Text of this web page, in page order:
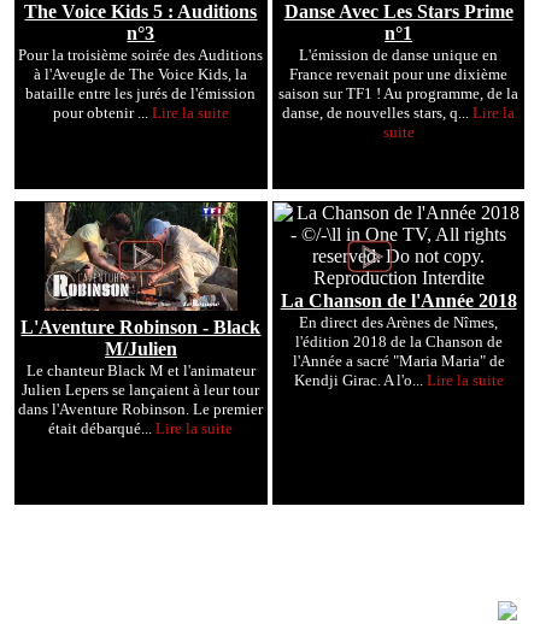
The Voice Kids 5 : Auditions
n°3
Pour la troisième soirée des Auditions
à l'Aveugle de The Voice Kids, la
bataille entre les jurés de l'émission
pour obtenir ... Lire la suite
Danse Avec Les Stars Prime
n°1
L'émission de danse unique en
France revenait pour une dixième
saison sur TF1 ! Au programme, de la
danse, de nouvelles stars, q...Lire la
suite
L'Aventure Robinson - Black
M/Julien
Le chanteur Black M et l'animateur
Julien Lepers se lançaient à leur tour
dans l'Aventure Robinson. Le premier
était débarqué...Lire la suite
La Chanson de l'Année 2018
En direct des Arènes de Nîmes,
l'édition 2018 de la Chanson de
l'Année a sacré "Maria Maria" de
Kendji Girac. A l'o... Lire la suite